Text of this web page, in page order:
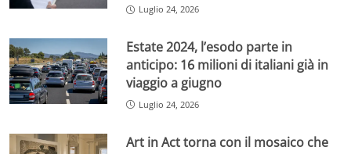
Luglio 24, 2026
Estate 2024, l’esodo parte in
anticipo: 16 milioni di italiani già in
viaggio a giugno
Luglio 24, 2026
Art in Act torna con il mosaico che